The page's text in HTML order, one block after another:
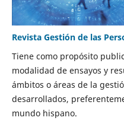
Revista Gestión de las
Tiene como propósito
modalidad de ensayos y
ámbitos o áreas de la
desarrollados,
mundo hispano.